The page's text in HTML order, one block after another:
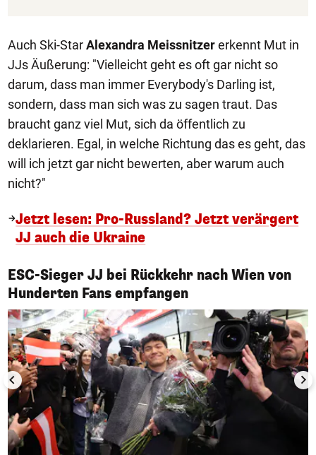
Auch Ski-StarAlexandra Meissnitzererkennt Mut in
JJs Äußerung: "Vielleicht geht es oft gar nicht so
darum, dass man immer Everybody's Darling ist,
sondern, dass man sich was zu sagen traut. Das
braucht ganz viel Mut, sich da öffentlich zu
deklarieren. Egal, in welche Richtung das es geht, das
will ich jetzt gar nicht bewerten, aber warum auch
nicht?"
Jetzt lesen: Pro-Russland? Jetzt verärgert
JJ auch die Ukraine
ESC-Sieger JJ bei Rückkehr nach Wien von
Hunderten Fans empfangen
1/7